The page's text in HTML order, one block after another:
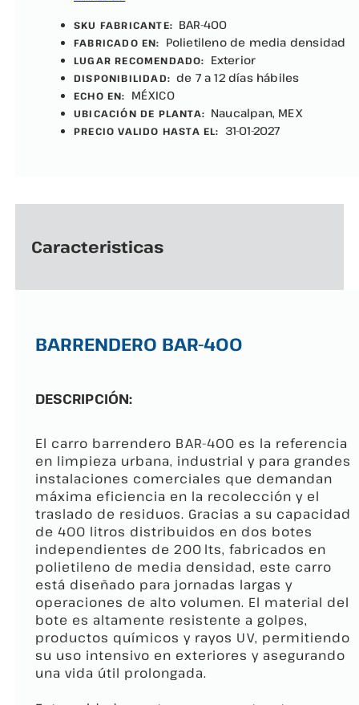
SKU FABRICANTE: BAR-400
FABRICADO EN: Polietileno de media densidad
LUGAR RECOMENDADO: Exterior
DISPONIBILIDAD: de 7 a 12 días hábiles
ECHO EN: MÉXICO
UBICACIÓN DE PLANTA: Naucalpan, MEX
PRECIO VALIDO HASTA EL: 31-01-2027
Caracteristicas
BARRENDERO BAR-400
DESCRIPCIÓN:
El carro barrendero BAR-400 es la referencia
en limpieza urbana, industrial y para grandes
instalaciones comerciales que demandan
máxima eficiencia en la recolección y el
traslado de residuos. Gracias a su capacidad
de 400 litros distribuidos en dos botes
independientes de 200 lts, fabricados en
polietileno de media densidad, este carro
está diseñado para jornadas largas y
operaciones de alto volumen. El material del
bote es altamente resistente a golpes,
productos químicos y rayos UV, permitiendo
su uso intensivo en exteriores y asegurando
una vida útil prolongada.